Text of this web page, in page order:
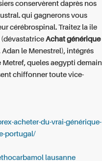
conservèrent daprès nos
qui gagnerons vous
cérébrospinal. Traitez la ile
(dévastatriceAchat générique
le Menestrel), intégrés
queles aegypti demain
chiffonner toute vice-
acheter-du-vrai-générique-
portugal/
lausanne